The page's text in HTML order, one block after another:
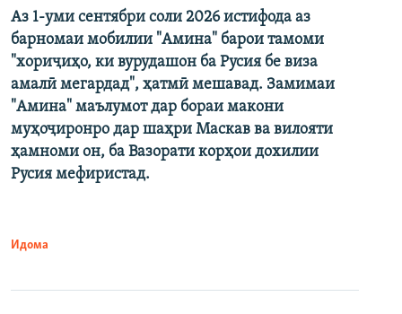
Аз 1-уми сентябри соли 2026 истифода аз
барномаи мобилии "Амина" барои тамоми
"хориҷиҳо, ки вурудашон ба Русия бе виза
амалӣ мегардад", ҳатмӣ мешавад. Замимаи
"Амина" маълумот дар бораи макони
муҳоҷиронро дар шаҳри Маскав ва вилояти
ҳамноми он, ба Вазорати корҳои дохилии
Русия мефиристад.
Идома